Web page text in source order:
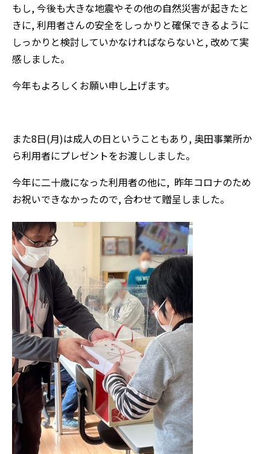
もし, 今後も大きな地震やその他の自然災害が起きたと
きに, 利用者さんの安全をしっかりと確保できるように
しっかりと検討していかなければならないと, 改めて実
感しました。
今年もよろしくお願い申し上げます。
また8日(月)は成人の日ということもあり, 奥田事業所か
ら利用者にプレゼントをお渡ししました。
今年に二十歳になった利用者の他に, 昨年コロナのため
お祝いできなかったので, 合わせて贈呈しました。